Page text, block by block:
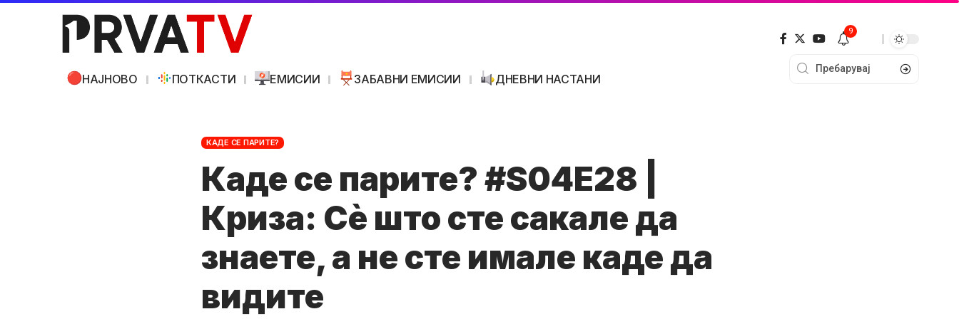
НАЈНОВО ПОТКАСТИ ЕМИСИИ ЗАБАВНИ ЕМИСИИ ДНЕВНИ НАСТАНИ
9
КАДЕ СЕ ПАРИТЕ?
Каде се парите? #S04E28 |
Криза: Сè што сте сакале да
знаете, а не сте имале каде да
видите